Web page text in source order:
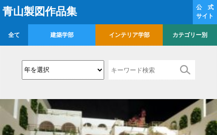
青山製図作品集
公 式
サイト
全て 建築学部 インテリア学部 カテゴリー別